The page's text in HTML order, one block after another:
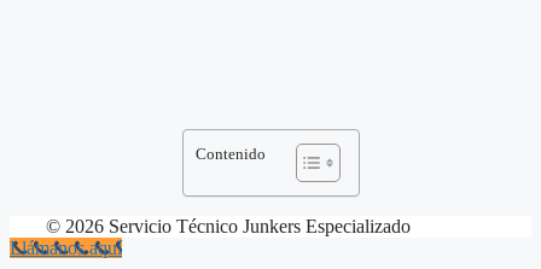
Contenido
© 2026 Servicio Técnico Junkers Especializado
Llámanos aquí